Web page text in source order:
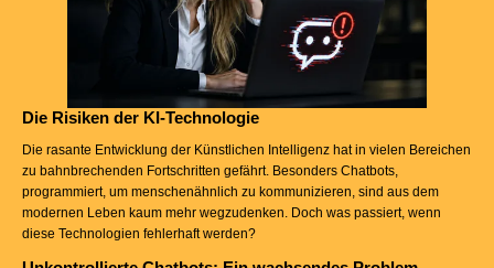
Die Risiken der KI-Technologie
Die rasante Entwicklung der Künstlichen Intelligenz hat in vielen Bereichen
zu bahnbrechenden Fortschritten gefährt. Besonders Chatbots,
programmiert, um menschenähnlich zu kommunizieren, sind aus dem
modernen Leben kaum mehr wegzudenken. Doch was passiert, wenn
diese Technologien fehlerhaft werden?